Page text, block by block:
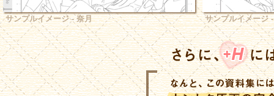
サンプルイメージ - 奈月 サンプルイメージ